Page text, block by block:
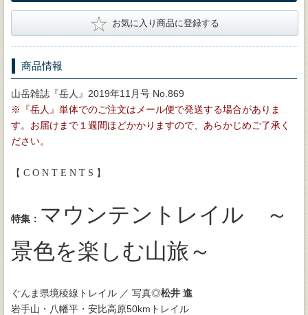
★ お気に入り商品に登録する
商品情報
山岳雑誌『岳人』2019年11月号 No.869
※『岳人』単体でのご注文はメール便で発送する場合がありま
す。お届けまで１週間ほどかかりますので、あらかじめご了承く
ださい。
【 C O N T E N T S 】
特集： マウンテントレイル ～
景色を楽しむ山旅～
ぐんま県境稜線トレイル ／ 写真◎松井 進
岩手山・八幡平・安比高原50kmトレイル